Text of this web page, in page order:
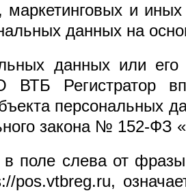
маркетинговых и
данных на
данных или его
Регистратор
персональных
закона № 152-ФЗ
поле слева от
pos.vtbreg.ru,